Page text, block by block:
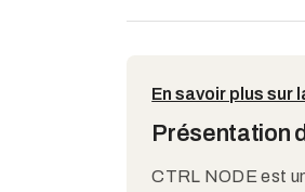
En savoir plus sur
Présentation
CTRL NODE est